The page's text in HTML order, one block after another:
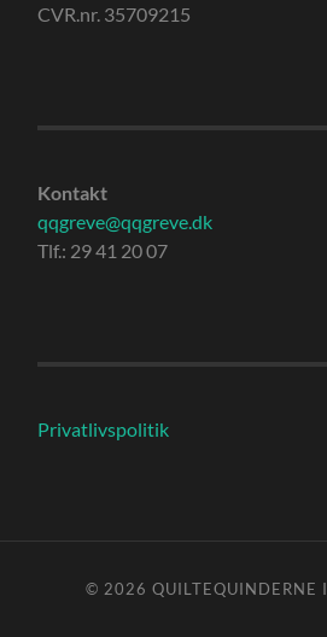
CVR.nr. 35709215
Kontakt
qqgreve@qqgreve.dk
Tlf.: 29 41 20 07
Privatlivspolitik
© 2026QUILTEQUINDERNE